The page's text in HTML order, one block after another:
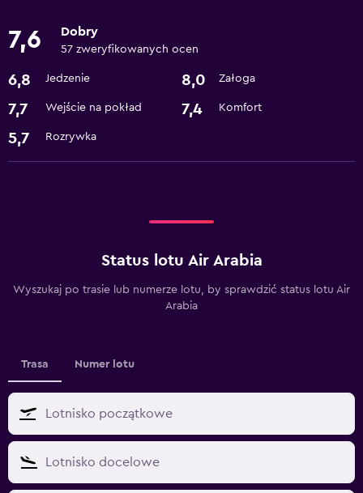
7,6 Dobry
57 zweryfikowanych ocen
6,8 Jedzenie 8,0 Załoga
7,7 Wejście na pokład 7,4 Komfort
5,7 Rozrywka
Status lotu Air Arabia
Wyszukaj po trasie lub numerze lotu, by sprawdzić status lotu Air
Arabia
Trasa Numer lotu